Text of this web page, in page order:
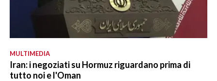
MULTIMEDIA
Iran: i negoziati su Hormuz riguardano prima di
tutto noi e l'Oman